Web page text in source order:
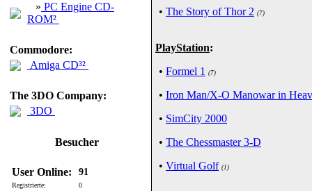
» PC Engine CD-
ROM²
Commodore:
Amiga CD³²
The 3DO Company:
3DO
Besucher
User Online: 91
Registrierte:
0
• The Story of Thor 2 (7)
PlayStation:
• Formel 1 (7)
• Iron Man/X-O Manowar in
• SimCity 2000
• The Chessmaster 3-D
• Virtual Golf (1)